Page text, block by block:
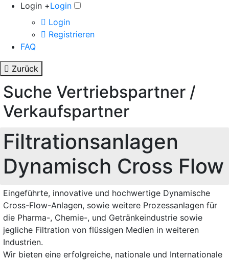
Login +Login
Login
Registrieren
FAQ
Zurück
Suche Vertriebspartner /
Verkaufspartner
Filtrationsanlagen
Dynamisch Cross Flow
Eingeführte, innovative und hochwertige Dynamische
Cross-Flow-Anlagen, sowie weitere Prozessanlagen für
die Pharma-, Chemie-, und Getränkeindustrie sowie
jegliche Filtration von flüssigen Medien in weiteren
Industrien.
Wir bieten eine erfolgreiche, nationale und Internationale